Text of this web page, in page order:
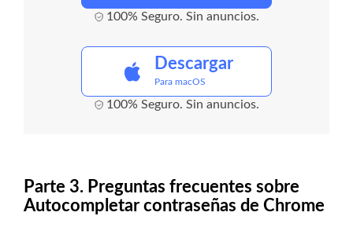
100% Seguro. Sin anuncios.
Descargar
Para macOS
100% Seguro. Sin anuncios.
Parte 3. Preguntas frecuentes sobre
Autocompletar contraseñas de Chrome